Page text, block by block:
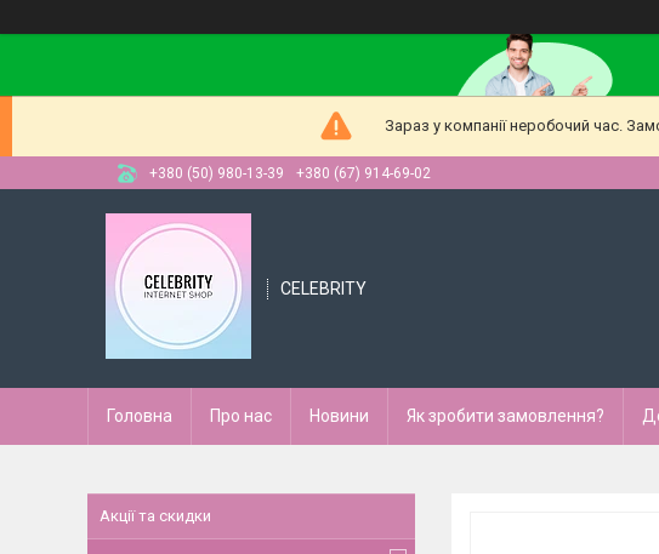
Зараз у компанії неробочий час.
+380 (50) 980-13-39 +380 (67) 914-69-02
CELEBRITY
Головна Про нас Новини Як зробити замовлення?
Акції та скидки